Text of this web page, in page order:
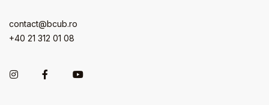
contact@bcub.ro
+40 21 312 01 08